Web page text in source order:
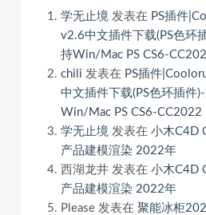
学无止境 发表在 PS插件
v2.6中文插件下载(PS色环
持Win/Mac PS CS6-
chili 发表在 PS插件
中文插件下载(PS色环插件
Win/Mac PS CS6-CC2022
学无止境 发表在 小木C4D
产品建模渲染 2022年
西湖龙井 发表在 小木C4D
产品建模渲染 2022年
Please 发表在 聚能冰柜